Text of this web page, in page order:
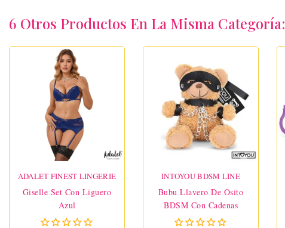
6 Otros Productos En La Misma Categoría:
ADALET FINEST LINGERIE
Giselle Set Con Liguero
Azul
INTOYOU BDSM LINE
Bubu Llavero De Osito
BDSM Con Cadenas